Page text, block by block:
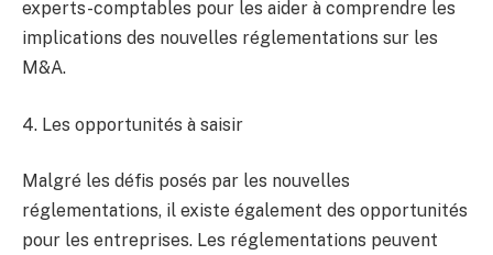
experts-comptables pour les aider à comprendre les
implications des nouvelles réglementations sur les
M&A.
4. Les opportunités à saisir
Malgré les défis posés par les nouvelles
réglementations, il existe également des opportunités
pour les entreprises. Les réglementations peuvent